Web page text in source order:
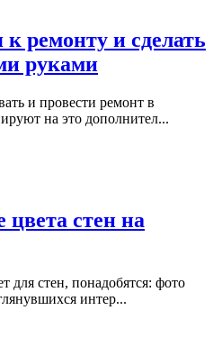
ремонту и сделать
руками
и провести ремонт в
на это дополнител...
стен на
для стен, понадобятся: фото
интер...